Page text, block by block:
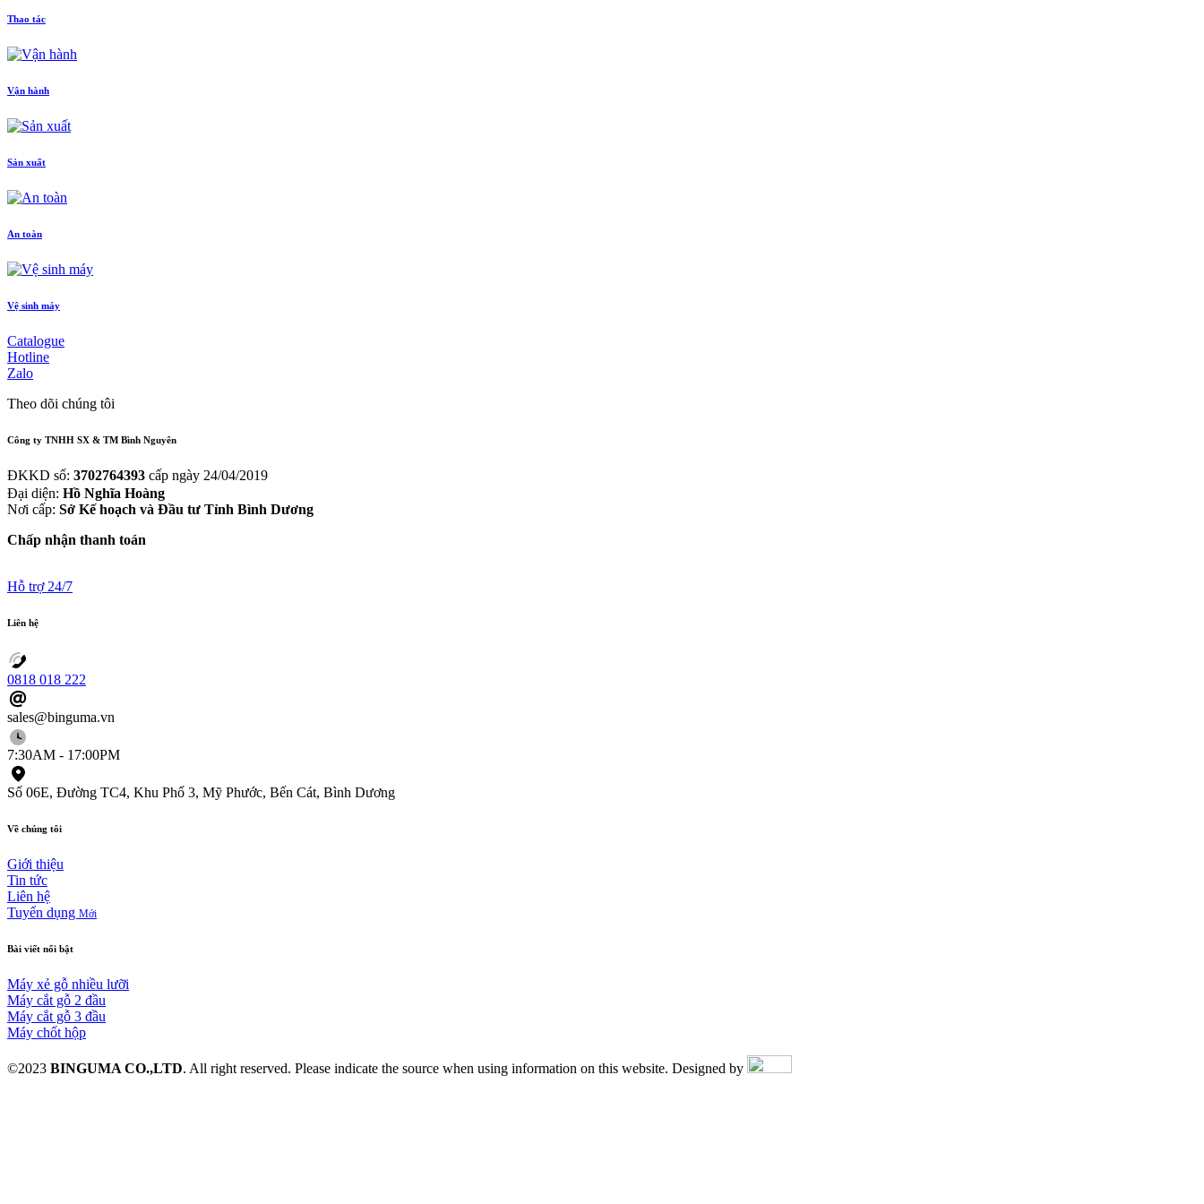
Thao tác
Vận hành
Sản xuất
An toàn
Vệ sinh máy
Catalogue
Hotline
Zalo
Theo dõi chúng tôi
Công ty TNHH SX & TM Bình Nguyên
ĐKKD số: 3702764393 cấp ngày 24/04/2019
Đại diện: Hồ Nghĩa Hoàng
Nơi cấp: Sở Kế hoạch và Đầu tư Tỉnh Bình Dương
Chấp nhận thanh toán
Hỗ trợ 24/7
Liên hệ
0818 018 222
sales@binguma.vn
7:30AM - 17:00PM
Số 06E, Đường TC4, Khu Phố 3, Mỹ Phước, Bến Cát, Bình Dương
Về chúng tôi
Giới thiệu
Tin tức
Liên hệ
Tuyển dụng Mới
Bài viết nổi bật
Máy xẻ gỗ nhiều lưỡi
Máy cắt gỗ 2 đầu
Máy cắt gỗ 3 đầu
Máy chốt hộp
©2023 BINGUMA CO.,LTD. All right reserved. Please indicate the source when using information on this website. Designed by